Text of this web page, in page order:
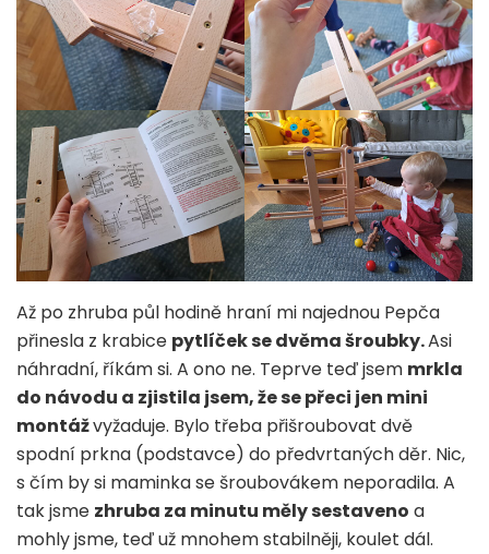
Až po zhruba půl hodině hraní mi najednou Pepča
přinesla z krabice pytlíček se dvěma šroubky.Asi
náhradní, říkám si. A ono ne. Teprve teď jsem mrkla
do návodu a zjistila jsem, že se přeci jen mini
montážvyžaduje. Bylo třeba přišroubovat dvě
spodní prkna (podstavce) do předvrtaných děr. Nic,
s čím by si maminka se šroubovákem neporadila. A
tak jsme zhruba za minutu měly sestaveno a
mohly jsme, teď už mnohem stabilněji, koulet dál.